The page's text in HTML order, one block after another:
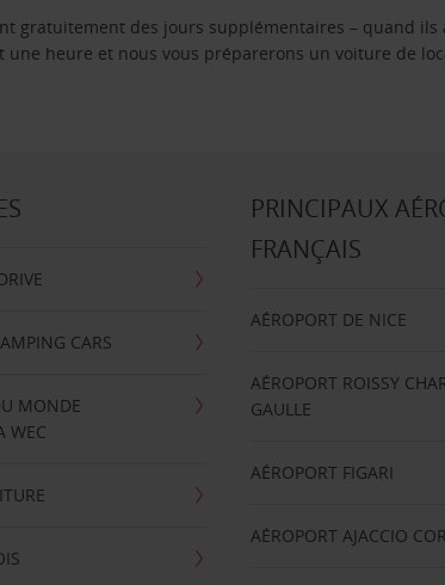
gratuitement des jours supplémentaires – quand
heure et nous vous préparerons un voiture de
CARS
MONDE
WEC
PRINCIPAUX
FRANÇAIS
AÉROPORT DE NICE
AÉROPORT ROISSY
GAULLE
AÉROPORT FIGARI
AÉROPORT AJACCIO